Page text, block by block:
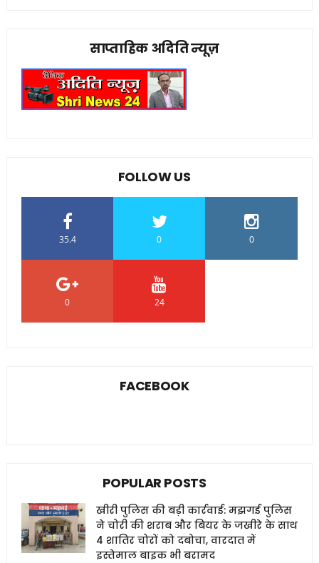
साप्ताहिक अदिति न्यूज़
FOLLOW US
35.4 0 0
0 24
FACEBOOK
POPULAR POSTS
खीरी पुलिस की बड़ी कार्रवाई: मझगई पुलिस
ने चोरी की शराब और बियर के जखीरे के साथ
4 शातिर चोरों को दबोचा, वारदात में
इस्तेमाल बाइक भी बरामद